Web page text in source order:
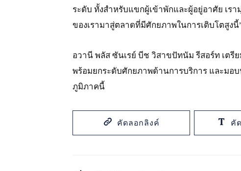
ระดับ ทั้งสำหรับแขกผู้เข้าพักและผู้อยู่อาศัย เร
ของเรามาสู่ตลาดที่มีศักยภาพในการเติบโตสูงนี้
อวานี พลัส ซันเรย์ บีช วิสาขปัทนัม รีสอร์ท เต
พร้อมยกระดับศักยภาพด้านการบริการ และมอ
ภูมิภาคนี้
คัดลอกลิงค์ คั